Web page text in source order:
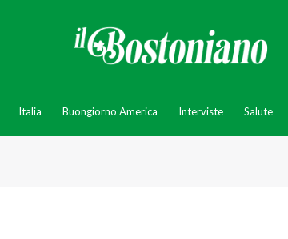
Italia Buongiorno America Interviste Salute